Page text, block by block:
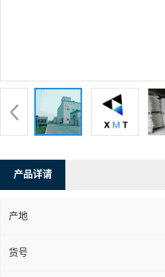
产品详请
产地
货号